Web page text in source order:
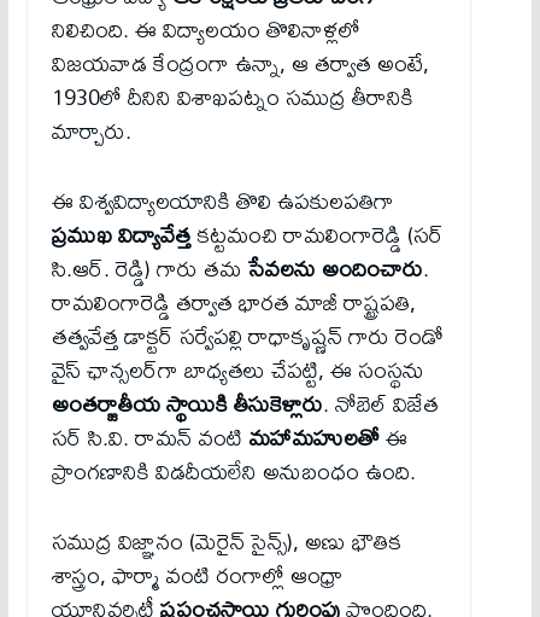
నిలిచింది. ఈ విద్యాలయం తొలినాళ్లలో
విజయవాడ కేంద్రంగా ఉన్నా, ఆ తర్వాత అంటే,
1930లో దీనిని విశాఖపట్నం సముద్ర తీరానికి
మార్చారు.
ఈ విశ్వవిద్యాలయానికి తొలి ఉపకులపతిగా
ప్రముఖ విద్యావేత్తకట్టమంచి రామలింగారెడ్డి (సర్
సి.ఆర్. రెడ్డి) గారు తమసేవలను అందించారు.
రామలింగారెడ్డి తర్వాత భారత మాజీ రాష్ట్రపతి,
తత్వవేత్త డాక్టర్ సర్వేపల్లి రాధాకృష్ణన్ గారు రెండో
వైస్ ఛాన్సలర్‌గా బాధ్యతలు చేపట్టి, ఈ సంస్థను
అంతర్జాతీయ స్థాయికి తీసుకెళ్లారు. నోబెల్ విజేత
సర్ సి.వి. రామన్ వంటిమహామహులతోఈ
ప్రాంగణానికి విడదీయలేని అనుబంధం ఉంది.
సముద్ర విజ్ఞానం (మెరైన్ సైన్స్), అణు భౌతిక
శాస్త్రం, ఫార్మా వంటి రంగాల్లో ఆంధ్రా